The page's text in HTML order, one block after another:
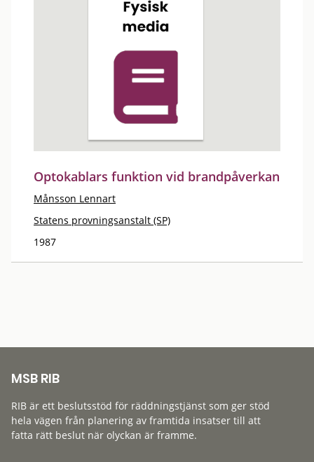
Optokablars funktion vid brandpåverkan
Månsson Lennart
Statens provningsanstalt (SP)
1987
MSB RIB
RIB är ett beslutsstöd för räddningstjänst som ger stöd
hela vägen från planering av framtida insatser till att
fatta rätt beslut när olyckan är framme.